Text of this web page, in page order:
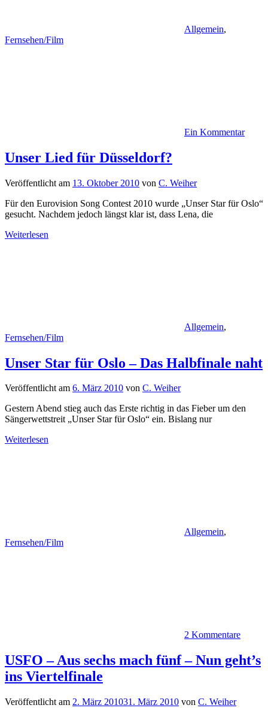
Allgemein,
Fernsehen/Film
Ein Kommentar
Unser Lied für Düsseldorf?
Veröffentlicht am 13. Oktober 2010 von C. Weiher
Für den Eurovision Song Contest 2010 wurde „Unser Star für Oslo“
gesucht. Nachdem jedoch längst klar ist, dass Lena, die
Weiterlesen
Allgemein,
Fernsehen/Film
Unser Star für Oslo – Das Halbfinale naht
Veröffentlicht am 6. März 2010 von C. Weiher
Gestern Abend stieg auch das Erste richtig in das Fieber um den
Sängerwettstreit „Unser Star für Oslo“ ein. Bislang nur
Weiterlesen
Allgemein,
Fernsehen/Film
2 Kommentare
USFO – Aus sechs mach fünf – Nun geht’s
ins Viertelfinale
Veröffentlicht am 2. März 201031. März 2010 von C. Weiher